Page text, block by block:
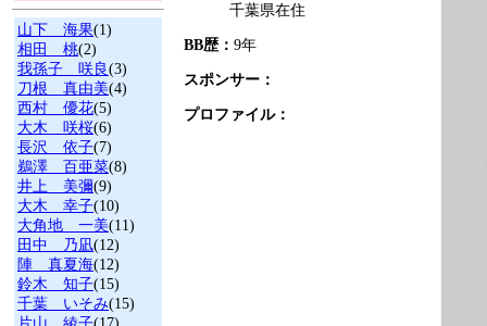
山下 海果(1)
相田 桃(2)
我孫子 咲良(3)
刀根 真由美(4)
西村 優花(5)
大木 咲桜(6)
長沢 依子(7)
鵜澤 百亜菜(8)
井上 美彌(9)
大木 幸子(10)
大角地 一美(11)
田中 乃凪(12)
陣 真夏海(12)
鈴木 知子(15)
千葉 いそみ(15)
千葉県在住
BB歴： 9年
スポンサー：
プロファイル：